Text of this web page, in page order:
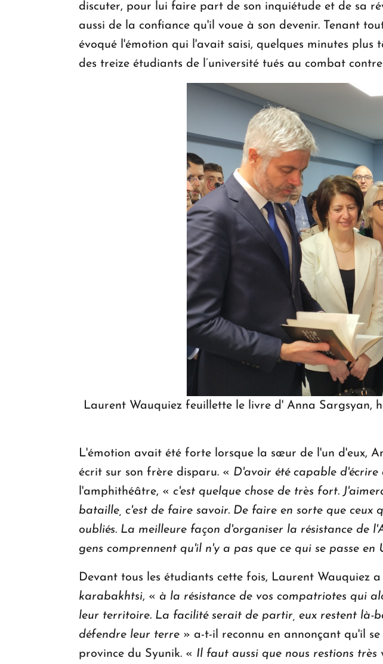
discuter, pour lui faire part de son inquiétude et de sa
aussi de la confiance qu'il voue à son devenir. Tenant
évoqué l'émotion qui l'avait saisi, quelques minutes
des treize étudiants de l’université tués au combat
Laurent Wauquiez feuillette le livre d' Anna Sargsyan,
L'émotion avait été forte lorsque la sœur de l'un d'eux,
écrit sur son frère disparu. « D'avoir été capable
l'amphithéâtre, « c'est quelque chose de très fort.
bataille, c'est de faire savoir. De faire en sorte que ceux
oubliés. La meilleure façon d'organiser la résistance de
gens comprennent qu'il n'y a pas que ce qui se passe
Devant tous les étudiants cette fois, Laurent Wauquiez
karabakhtsi, « à la résistance de vos compatriotes qui
leur territoire. La facilité serait de partir, eux restent là-
défendre leur terre » a-t-il reconnu en annonçant qu'il
province du Syunik. « Il faut aussi que nous restions